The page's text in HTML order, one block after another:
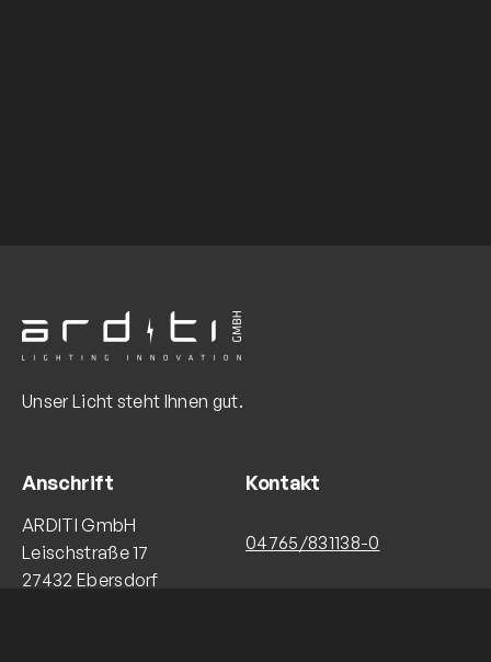
Unser Licht steht Ihnen gut.
Anschrift
ARDITI GmbH
Leischstraße 17
27432 Ebersdorf
Kontakt
04765/831138-0